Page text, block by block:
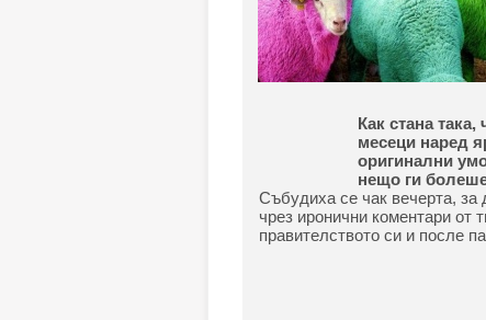
Как стана
месеци наред
оригинални
нещо ги
Събудиха се чак вечерта, за
чрез иронични коментари от
правителството си и после